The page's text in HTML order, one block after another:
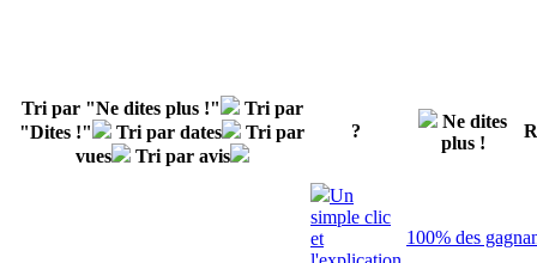
Tri par "Ne dites plus !"
Tri par
"Dites !"
Tri par dates
Tri par
vues
Tri par avis
?
Ne dites
plus !
Un
simple clic
et
100% des